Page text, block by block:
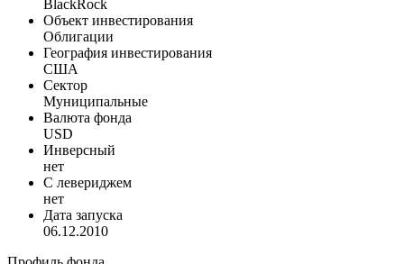
BlackRock
Объект инвестирования
Облигации
География инвестирования
США
Сектор
Муниципальные
Валюта фонда
USD
Инверсный
нет
С левериджем
нет
Дата запуска
06.12.2010